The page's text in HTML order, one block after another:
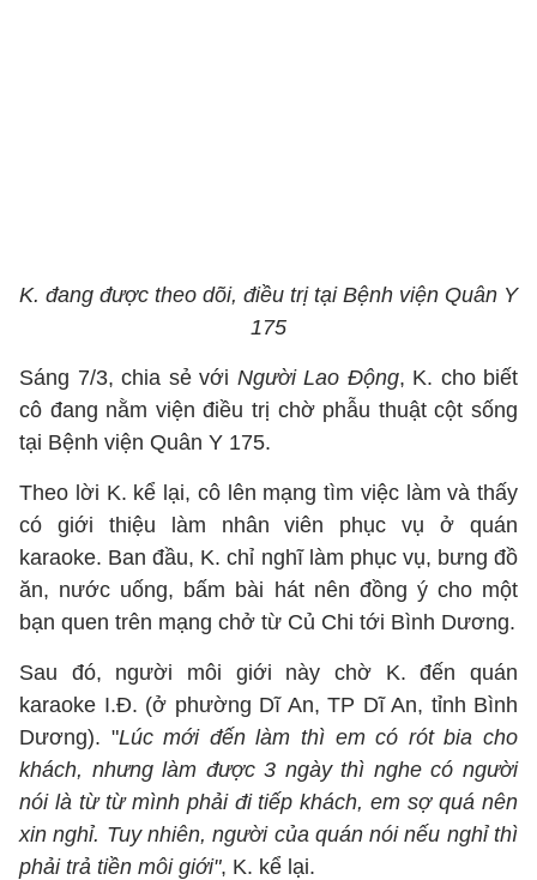
K. đang được theo dõi, điều trị tại Bệnh viện Quân Y
175
Sáng 7/3, chia sẻ với Người Lao Động, K. cho biết
cô đang nằm viện điều trị chờ phẫu thuật cột sống
tại Bệnh viện Quân Y 175.
Theo lời K. kể lại, cô lên mạng tìm việc làm và thấy
có giới thiệu làm nhân viên phục vụ ở quán
karaoke. Ban đầu, K. chỉ nghĩ làm phục vụ, bưng đồ
ăn, nước uống, bấm bài hát nên đồng ý cho một
bạn quen trên mạng chở từ Củ Chi tới Bình Dương.
Sau đó, người môi giới này chờ K. đến quán
karaoke I.Đ. (ở phường Dĩ An, TP Dĩ An, tỉnh Bình
Dương). "Lúc mới đến làm thì em có rót bia cho
khách, nhưng làm được 3 ngày thì nghe có người
nói là từ từ mình phải đi tiếp khách, em sợ quá nên
xin nghỉ. Tuy nhiên, người của quán nói nếu nghỉ thì
phải trả tiền môi giới", K. kể lại.